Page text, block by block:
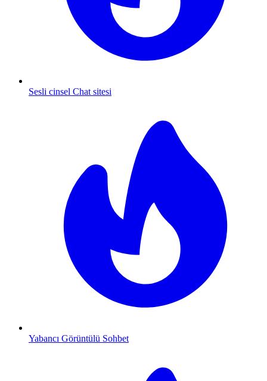
Sesli cinsel Chat sitesi
Yabancı Görüntülü Sohbet